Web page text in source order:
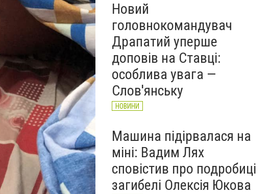
Новий
головнокомандувач
Драпатий уперше
доповів на Ставці:
особлива увага —
Слов'янську
НОВИНИ
Машина підірвалася на
міні: Вадим Лях
сповістив про подробиці
загибелі Олексія Юкова